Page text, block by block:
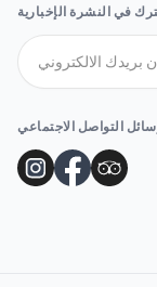
في النشرة الإخبارية
التواصل الاجتماعي